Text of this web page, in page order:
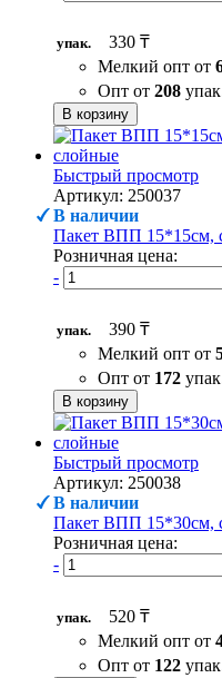
упак.
330 ₸
Мелкий опт от
Опт от 208
В корзину
Быстрый просмотр
Артикул: 250037
В наличии
Пакет ВПП 15*15см,
Розничная цена:
-
упак.
390 ₸
Мелкий опт от
Опт от 172
В корзину
Быстрый просмотр
Артикул: 250038
В наличии
Пакет ВПП 15*30см,
Розничная цена:
-
упак.
520 ₸
Мелкий опт от
Опт от 122